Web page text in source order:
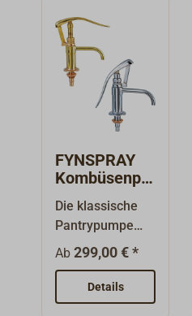
FYNSPRAY
Kombüsenpu
mpe
CLASSIC
Die klassische
Pantrypumpe
aus massivem
Messing.Übertis
ch-Modell,
Auslauf und
Ab299,00 € *
Details